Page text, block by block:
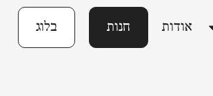
אודות חנות בלוג